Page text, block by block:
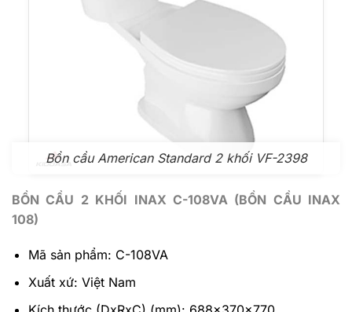
Bồn cầu American Standard 2 khối VF-2398
BỒN CẦU 2 KHỐI INAX C-108VA (BỒN CẦU INAX
108)
Mã sản phẩm: C-108VA
Xuất xứ: Việt Nam